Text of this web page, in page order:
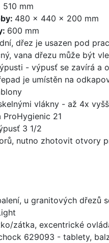
mm
480 x 440 x 200 mm
600 mm
dřez je usazen pod
vana dřezu může být
- výpusť se zavírá a
je umístěn na
vlákny - až 4x
21
3 1/2
nutno zhotovit otvory
u granitových dřezů
zátka, excentrické
629093 - tablety,